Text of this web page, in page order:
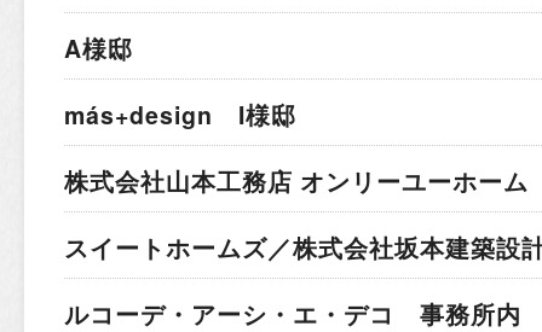
A様邸
más+design I様邸
株式会社山本工務店 オンリーユーホー
スイートホームズ／株式会社坂本建築
ルコーデ・アーシ・エ・デコ 事務所内